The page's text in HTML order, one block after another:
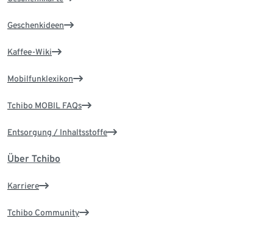
Geschenkideen
Kaffee-Wiki
Mobilfunklexikon
Tchibo MOBIL FAQs
Entsorgung / Inhaltsstoffe
Über Tchibo
Karriere
Tchibo Community